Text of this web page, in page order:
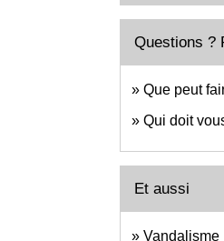
Questions ?
Que peut
Qui doit
Et aussi
Vandalisme